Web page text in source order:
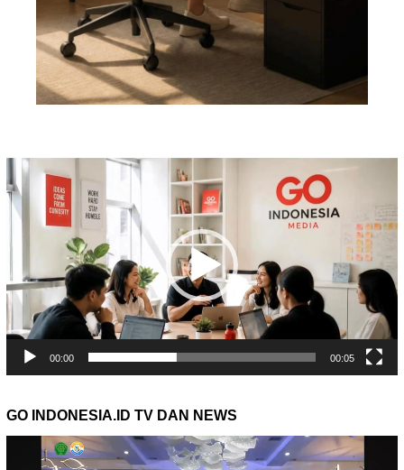
Pemutar
Video
00:00 00:05
GO INDONESIA.ID TV DAN NEWS
Pemutar